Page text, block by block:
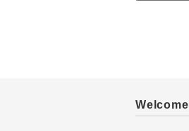
Welcome